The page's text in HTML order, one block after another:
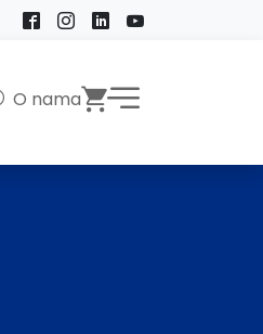
Facebook
Instagram
LinkedInYouTube
O nama Webshop